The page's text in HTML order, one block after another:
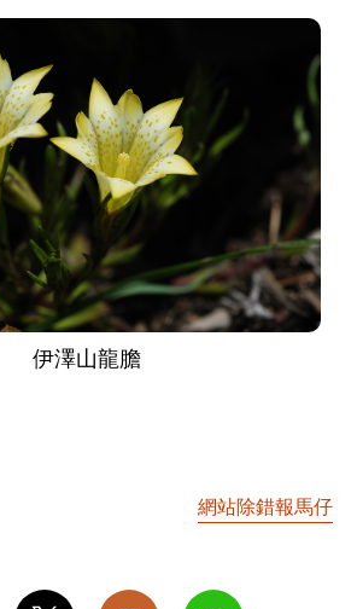
伊澤山龍膽
網站除錯報馬仔